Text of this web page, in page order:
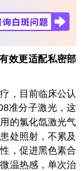
效更适配私密部
，目前临床公认
准分子激光，这
的氯化氙激光气
处照射，不累及
，促进黑色素合
温热感，单次治